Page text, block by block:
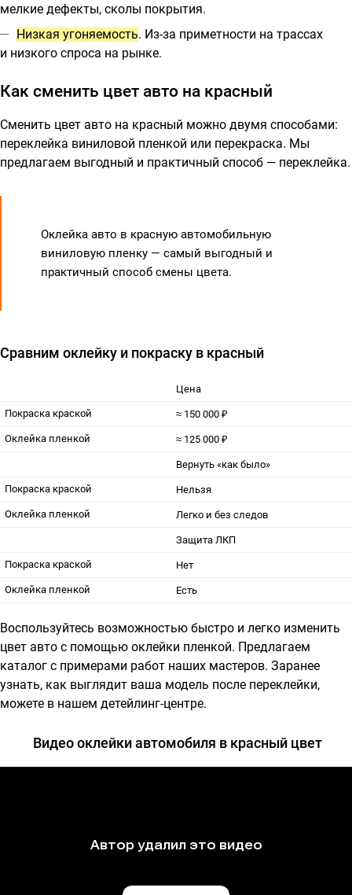
мелкие дефекты, сколы покрытия.
Низкая угоняемость. Из-за приметности на трассах
и низкого спроса на рынке.
Как сменить цвет авто на красный
Сменить цвет авто на красный можно двумя способами:
переклейка виниловой пленкой или перекраска. Мы
предлагаем выгодный и практичный способ — переклейка.
Оклейка авто в красную автомобильную
виниловую пленку — самый выгодный и
практичный способ смены цвета.
Сравним оклейку и покраску в красный
Цена
≈ 150 000 ₽
Покраска краской
≈ 125 000 ₽
Оклейка пленкой
Вернуть «как было»
Нельзя
Покраска краской
Легко и без следов
Оклейка пленкой
Защита ЛКП
Нет
Покраска краской
Есть
Оклейка пленкой
Воспользуйтесь возможностью быстро и легко изменить
цвет авто с помощью оклейки пленкой. Предлагаем
каталог с примерами работ наших мастеров. Заранее
узнать, как выглядит ваша модель после переклейки,
можете в нашем детейлинг-центре.
Видео оклейки автомобиля в красный цвет